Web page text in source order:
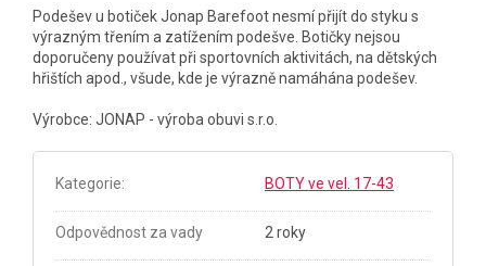
Podešev u botiček Jonap Barefoot nesmí přijít do styku s
výrazným třením a zatížením podešve. Botičky nejsou
doporučeny používat při sportovních aktivitách, na dětských
hřištích apod., všude, kde je výrazně namáhána podešev.
Výrobce: JONAP - výroba obuvi s.r.o.
Kategorie: BOTY ve vel. 17-43
Odpovědnost za vady 2 roky